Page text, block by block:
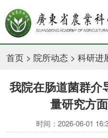
首页 > 院所动态 >科研进
我院在肠道菌群介
量研究方
时间：2026-06-01